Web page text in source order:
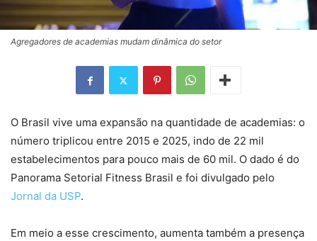
Agregadores de academias mudam dinâmica do setor
O Brasil vive uma expansão na quantidade de academias: o
número triplicou entre 2015 e 2025, indo de 22 mil
estabelecimentos para pouco mais de 60 mil. O dado é do
Panorama Setorial Fitness Brasil e foi divulgado pelo
Jornal da USP.
Em meio a esse crescimento, aumenta também a presença